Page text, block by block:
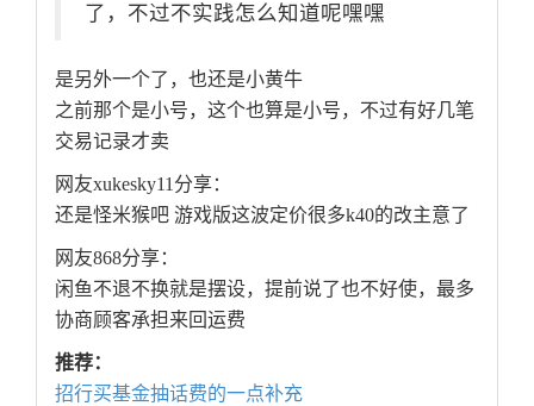
了，不过不实践怎么知道呢嘿嘿
是另外一个了，也还是小黄牛
之前那个是小号，这个也算是小号，不过有好几笔
交易记录才卖
网友xukesky11分享：
还是怪米猴吧 游戏版这波定价很多k40的改主意了
网友868分享：
闲鱼不退不换就是摆设，提前说了也不好使，最多
协商顾客承担来回运费
推荐：
招行买基金抽话费的一点补充